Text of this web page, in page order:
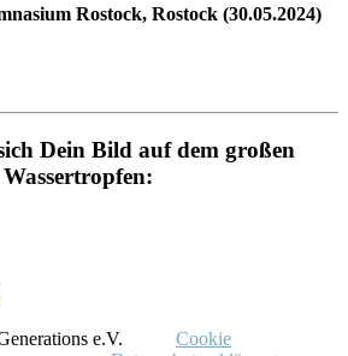
Rostock, Rostock (30.05.2024)
Dein Bild auf dem großen
Wassertropfen:
e.V.
Cookie